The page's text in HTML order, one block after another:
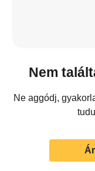
Nem
Ne aggódj,